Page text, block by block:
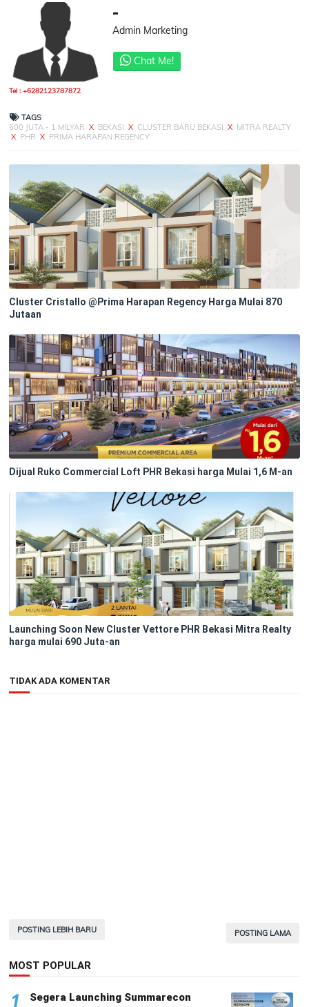
Tel : +6282123787872
-
Admin Marketing
Chat Me!
TAGS
500 JUTA - 1 MILYAR X BEKASI X CLUSTER BARU BEKASI X MITRA REALTY
X PHR X PRIMA HARAPAN REGENCY
Cluster Cristallo @Prima Harapan Regency Harga Mulai 870
Jutaan
Dijual Ruko Commercial Loft PHR Bekasi harga Mulai 1,6 M-an
Launching Soon New Cluster Vettore PHR Bekasi Mitra Realty
harga mulai 690 Juta-an
TIDAK ADA KOMENTAR
POSTING LEBIH BARU POSTING LAMA
MOST POPULAR
Segera Launching Summarecon